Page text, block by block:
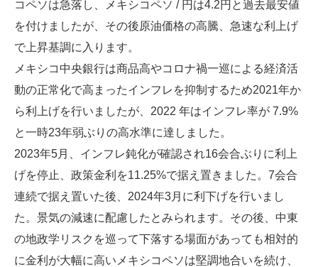
コペソは急落し、メキシコペソ / 円は4.2円と過去最安値
を付けましたが、その後原油価格の高騰、急速な利上げ
で上昇基調に入ります。
メキシコ中央銀行は商品高やコロナ禍一巡による経済活
動の正常化で高まったインフレを抑制するため2021年か
ら利上げを行いましたが、2022 年はインフレ率が 7.9%
と一時23年弱ぶりの高水準に達しました。
2023年5月、インフレ鈍化が確認され16会合ぶりに利上
げを停止、政策金利を11.25%で据え置きました。7会合
連続で据え置いた後、2024年3月に利下げを行いまし
た。景気の減速に配慮したとみられます。その後、中東
の地政学リスクを巡って下落する場面があっても相対的
に金利が大幅に高いメキシコペソは堅調地合いを続け、